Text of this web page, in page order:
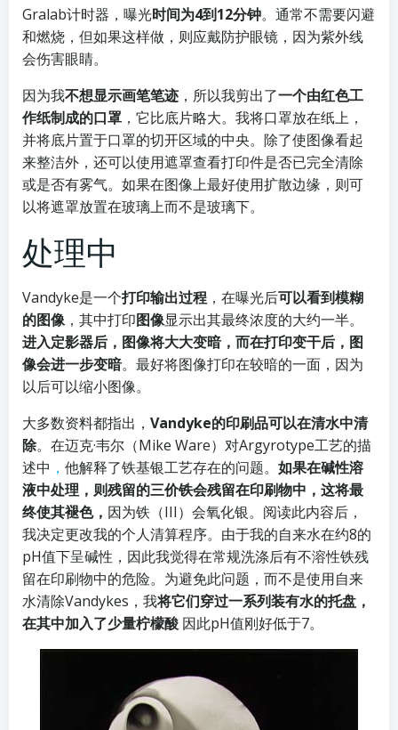
Gralab计时器，曝光时间为4到12分钟。通常不需要闪避
和燃烧，但如果这样做，则应戴防护眼镜，因为紫外线
会伤害眼睛。
因为我不想显示画笔笔迹 ，所以我剪出了一个由红色工
作纸制成的口罩 ，它比底片略大。我将口罩放在纸上，
并将底片置于口罩的切开区域的中央。除了使图像看起
来整洁外，还可以使用遮罩查看打印件是否已完全清除
或是否有雾气。如果在图像上最好使用扩散边缘，则可
以将遮罩放置在玻璃上而不是玻璃下。
处理中
Vandyke是一个打印输出过程 ，在曝光后可以看到模糊
的图像，其中打印图像显示出其最终浓度的大约一半。
进入定影器后，图像将大大变暗，而在打印变干后，图
像会进一步变暗。最好将图像打印在较暗的一面，因为
以后可以缩小图像。
大多数资料都指出， Vandyke的印刷品可以在清水中清
除。在迈克·韦尔（Mike Ware）对Argyrotype工艺的描
述中 ， 他解释了铁基银工艺存在的问题。 如果在碱性溶
液中处理，则残留的三价铁会残留在印刷物中，这将最
终使其褪色， 因为铁（III）会氧化银。阅读此内容后，
我决定更改我的个人清算程序。由于我的自来水在约8的
pH值下呈碱性，因此我觉得在常规洗涤后有不溶性铁残
留在印刷物中的危险。为避免此问题，而不是使用自来
水清除Vandykes，我将它们穿过一系列装有水的托盘，
在其中加入了少量柠檬酸 因此pH值刚好低于7。